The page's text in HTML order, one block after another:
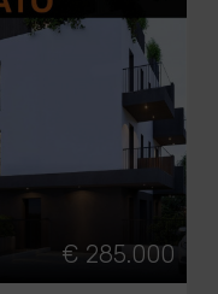
€ 285.000